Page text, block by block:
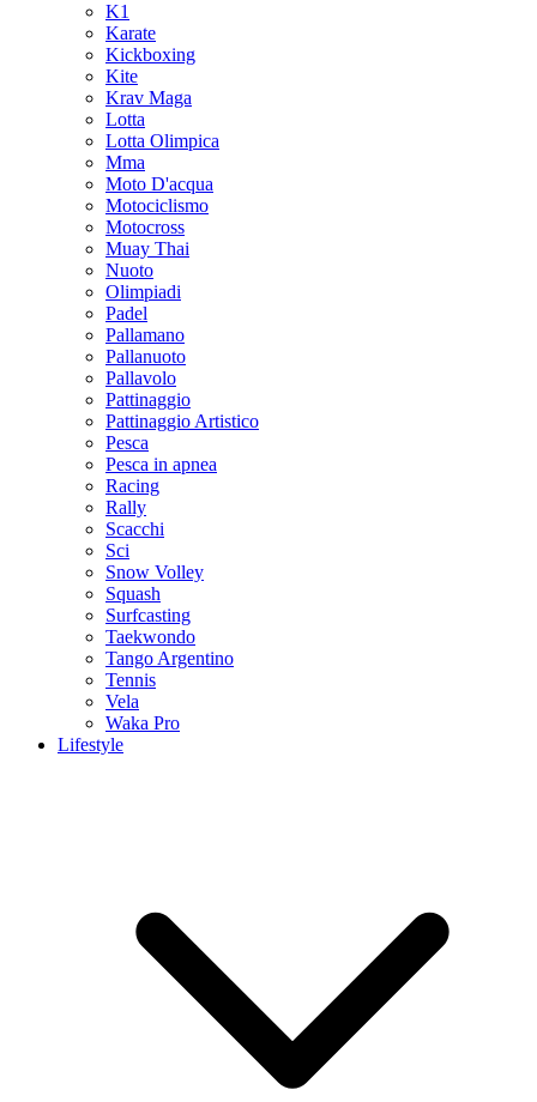
K1
Karate
Kickboxing
Kite
Krav Maga
Lotta
Lotta Olimpica
Mma
Moto D'acqua
Motociclismo
Motocross
Muay Thai
Nuoto
Olimpiadi
Padel
Pallamano
Pallanuoto
Pallavolo
Pattinaggio
Pattinaggio Artistico
Pesca
Pesca in apnea
Racing
Rally
Scacchi
Sci
Snow Volley
Squash
Surfcasting
Taekwondo
Tango Argentino
Tennis
Vela
Waka Pro
Lifestyle